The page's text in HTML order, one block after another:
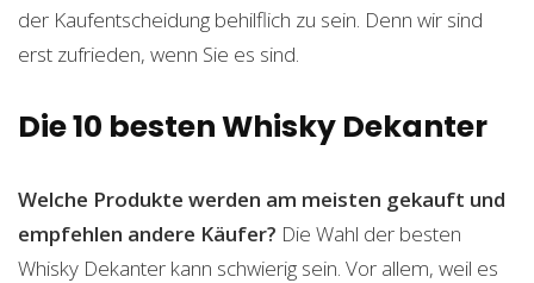
der Kaufentscheidung behilflich zu sein. Denn wir sind
erst zufrieden, wenn Sie es sind.
Die 10 besten Whisky Dekanter
Welche Produkte werden am meisten gekauft und
empfehlen andere Käufer? Die Wahl der besten
Whisky Dekanter kann schwierig sein. Vor allem, weil es